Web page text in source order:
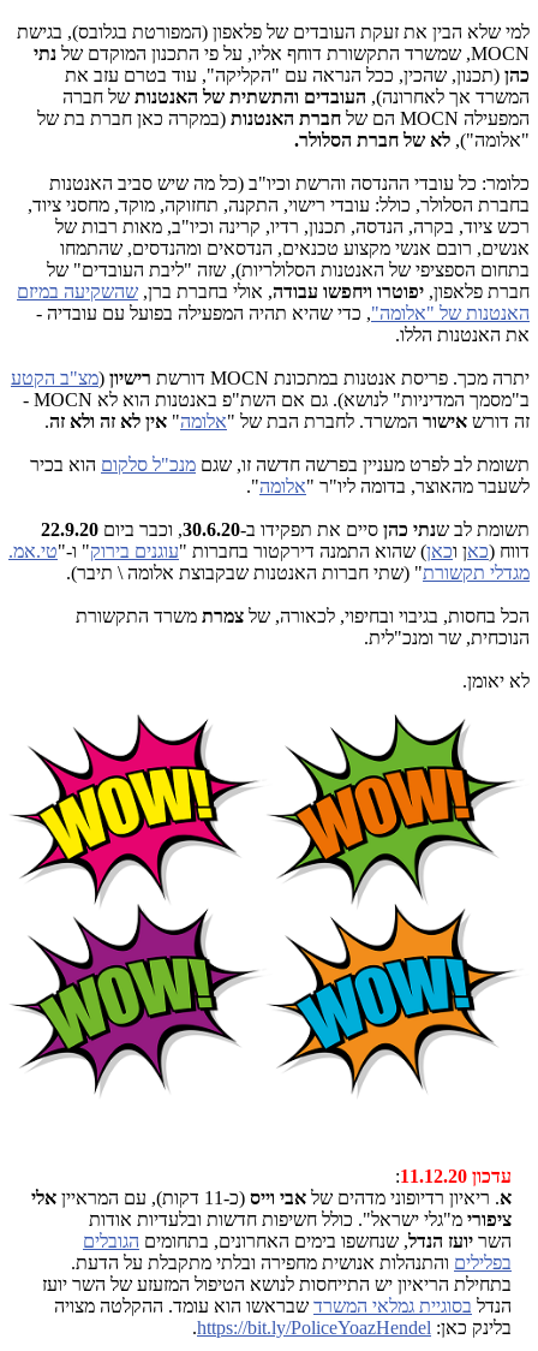
למי שלא הבין את זעקת העובדים של פלאפון (המפורטת בגלובס), בגישת
MOCN, שמשרד התקשורת דוחף אליו, על פי התכנון המוקדם של
נתי
כהן (תכנון, שהכין, ככל הנראה עם "הקליקה", עוד בטרם עזב את
המשרד אך לאחרונה), העובדים והתשתית של האנטנות של חברה
המפעילה MOCN הם של
חברת האנטנות (במקרה כאן חברת בת של
"אלומה"), לא של חברת הסלולר.
כלומר: כל עובדי ההנדסה והרשת וכיו"ב (כל מה שיש סביב האנטנות
בחברת הסלולר, כולל: עובדי רישוי, התקנה, תחזוקה, מוקד, מחסני ציוד,
רכש ציוד, בקרה, הנדסה, תכנון, רדיו, קרינה וכיו"ב, מאות רבות של
אנשים, רובם אנשי מקצוע טכנאים, הנדסאים ומהנדסים, שהתמחו
בתחום הספציפי של האנטנות הסלולריות), שזה "ליבת העובדים" של
חברת פלאפון, יפוטרו ויחפשו עבודה, אולי בחברת ברן, שהשקיעה במיזם
האנטנות של "אלומה", כדי שהיא תהיה המפעילה בפועל עם עובדיה -
את האנטנות הללו.
יתרה מכך. פריסת אנטנות במתכונת MOCN דורשת רישיון (מצ"ב הקטע
ב"מסמך המדיניות" לנושא). גם אם השת"פ באנטנות הוא לא MOCN -
זה דורש אישור המשרד. לחברת הבת של "אלומה" אין לא זה ולא זה.
תשומת לב לפרט מעניין בפרשה חדשה זו, שגם מנכ"ל סלקום הוא בכיר
לשעבר מהאוצר, בדומה ליו"ר "אלומה".
תשומת לב שנתי כהן סיים את תפקידו ב-30.6.20, וכבר ביום 22.9.20
דווח (כאן וכאן) שהוא התמנה דירקטור בחברות "עוגנים בירוק" ו-"טי.אמ.
מגדלי תקשורת" (שתי חברות האנטנות שבקבוצת אלומה \ תיבר).
הכל בחסות, בגיבוי ובחיפוי, לכאורה, של צמרת משרד התקשורת
הנוכחית, שר ומנכ"לית.
לא יאומן.
עדכון 11.12.20
:
א. ריאיון רדיופוני מדהים של אבי וייס (כ-11 דקות), עם המראיין
אלי
ציפורי מ"גלי ישראל". כולל חשיפות חדשות ובלעדיות אודות
השר יועז הנדל, שנחשפו בימים האחרונים, בתחומים הגובלים
בפלילים והתנהלות אנושית מחפירה ובלתי מתקבלת על הדעת.
בתחילת הריאיון יש התייחסות לנושא הטיפול המזעזע של השר יועז
הנדל בסוגיית גמלאי המשרד שבראשו הוא עומד. ההקלטה מצויה
בלינק כאן: https://bit.ly/PoliceYoazHendel
.